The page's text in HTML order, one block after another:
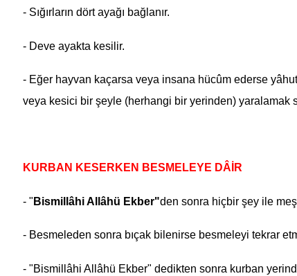
- Sığırların dört ayağı bağlanır.
- Deve ayakta kesilir.
- Eğer hayvan kaçarsa veya insana hücûm ederse
veya kesici bir şeyle (herhangi bir yerinden) yaralamak
KURBAN KESERKEN BESMELEYE DÂİR
- " Bismillâhi Allâhü Ekber"den sonra hiçbir şey ile
- Besmeleden sonra bıçak bilenirse besmeleyi tekrar
- "Bismillâhi Allâhü Ekber" dedikten sonra kurban